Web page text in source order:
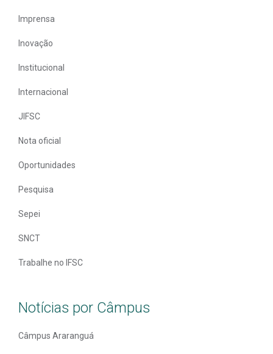
Imprensa
Inovação
Institucional
Internacional
JIFSC
Nota oficial
Oportunidades
Pesquisa
Sepei
SNCT
Trabalhe no IFSC
Notícias por Câmpus
Câmpus Araranguá